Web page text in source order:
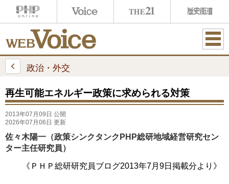
ME
政治・外交
再生可能エネルギー政策に求められる対策
2013年07月09日 公開
2026年07月06日 更新
佐々木陽一（政策シンクタンクPHP総研地域経営研究セン
ター主任研究員）
《ＰＨＰ総研研究員ブログ2013年7月9日掲載分より》